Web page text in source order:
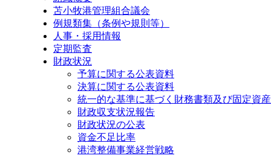
苫小牧港管理組合議会
例規類集（条例や規則等）
人事・採用情報
定期監査
財政状況
予算に関する公表資料
決算に関する公表資料
統一的な基準に基づく財務書類及び固定資
財政収支状況報告
財政状況の公表
資金不足比率
港湾整備事業経営戦略